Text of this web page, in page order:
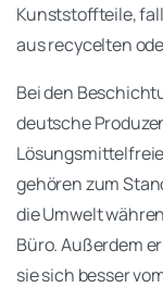
Kunststoffteile,
aus recycelten
Bei den
deutsche
gehören zum
die Umwelt
Büro. Außerdem
sie sich besser